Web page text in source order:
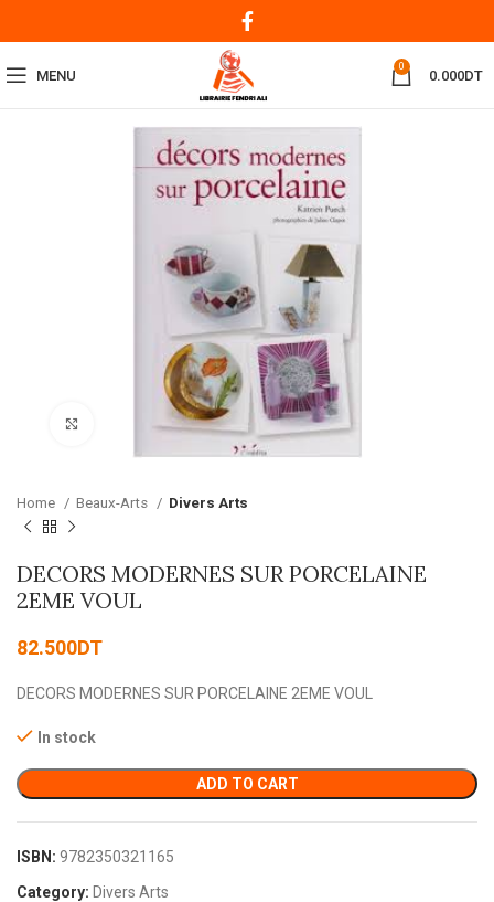
MENU
0
0.000DT
Click to enlarge
Home Beaux-Arts Divers Arts
DECORS MODERNES SUR PORCELAINE
2EME VOUL
82.500DT
DECORS MODERNES SUR PORCELAINE 2EME VOUL
In stock
ADD TO CART
ISBN: 9782350321165
Category: Divers Arts